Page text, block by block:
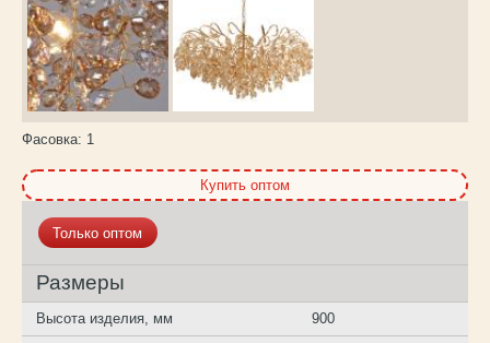
Фасовка: 1
Купить оптом
Только оптом
Размеры
Высота изделия, мм 900